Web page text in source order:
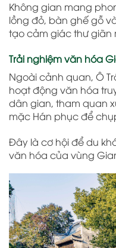
Không gian mang
lồng đỏ, bàn ghế gỗ
tạo cảm giác thư giãn
Trải nghiệm văn hóa
Ngoài cảnh quan, Ô
hoạt động văn hóa
dân gian, tham quan
mặc Hán phục để
Đây là cơ hội để du
văn hóa của vùng